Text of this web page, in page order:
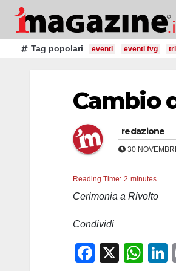
Salta
contenutoTag popolari eventi eventi fvg
Cambio
redazione
30
Reading Time: 2 minutes
Cerimonia a Rivolto
Condividi
F
X
W